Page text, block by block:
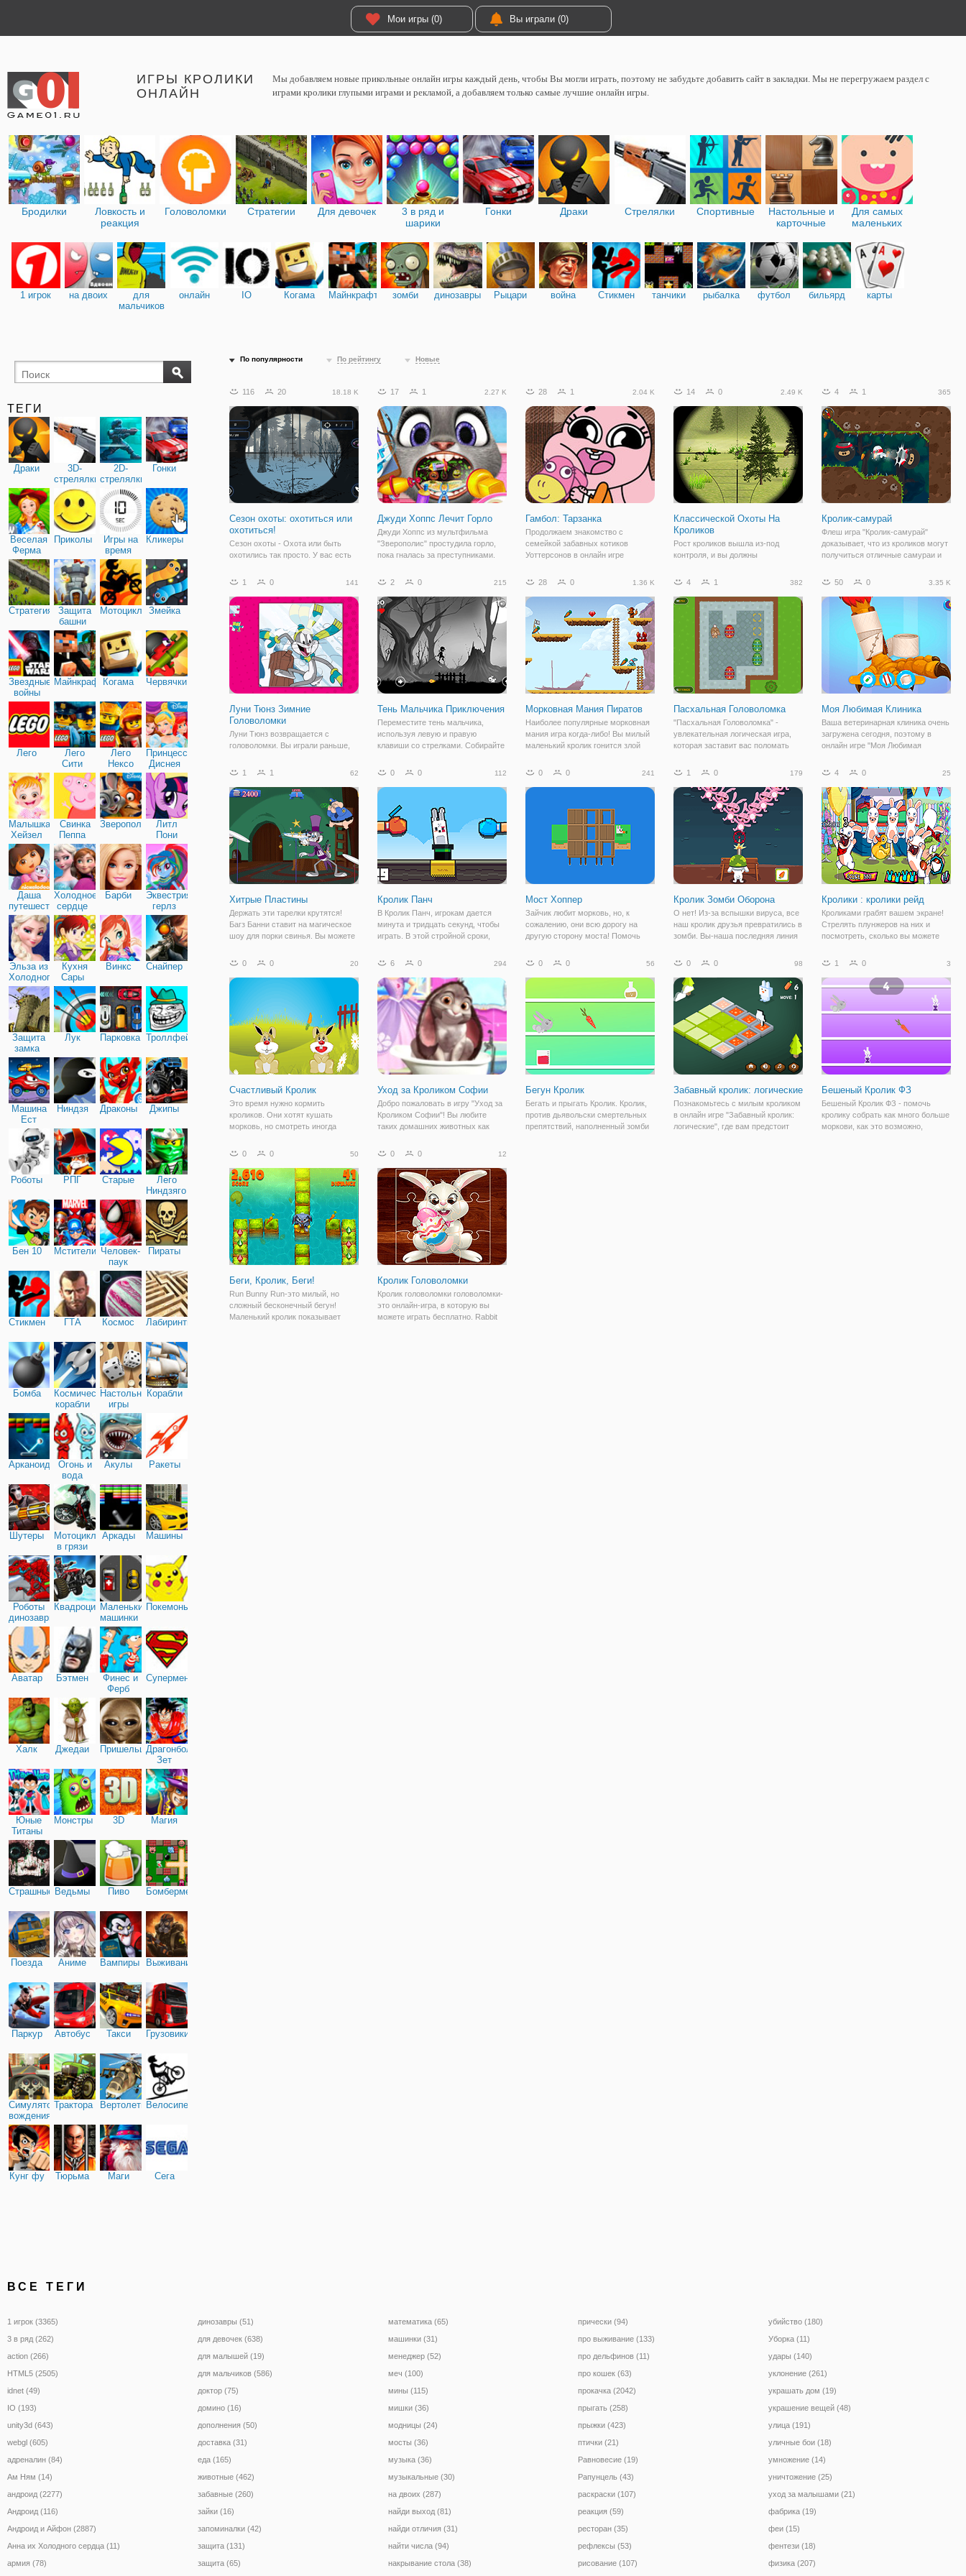
Мои игры (0) Вы играли (0)
ИГРЫ КРОЛИКИ
ОНЛАЙН
Мы добавляем новые прикольные онлайн игры каждый день, чтобы Вы могли играть, поэтому не забудьте добавить сайт в закладки. Мы не перегружаем раздел с
играми кролики глупыми играми и рекламой, а добавляем только самые лучшие онлайн игры.
Бродилки
Ловкость и
реакция
Головоломки Стратегии Для девочек
3 в ряд и
шарики
Гонки Драки Стрелялки Спортивные
Настольные и
карточные
Для самых
маленьких
1 игрок на двоих
для
мальчиков
онлайн IO Когама Майнкрафт зомби динозавры Рыцари война Стикмен танчики рыбалка футбол бильярд карты
ТЕГИ
Драки
3D-
стрелялки
2D-
стрелялки
Гонки
Веселая
Ферма
Приколы
Игры на
время
Кликеры
Стратегия
Защита
башни
МотоциклыЗмейка
Звездные
войны
МайнкрафтКогама Червячки
Лего
Лего
Сити
Лего
Нексо
Найтс
Принцессы
Диснея
Малышка
Хейзел
Свинка
Пеппа
Зверополис
Литл
Пони
Дружба
Даша
путешественница
Холодное
сердце
Барби
Эквестрия
герлз
Эльза из
Холодного
сердца
Кухня
Сары
Винкс Снайпер
Защита
замка
Лук Парковка Троллфейс
Машина
Ест
Машину
Ниндзя Драконы Джипы
Роботы РПГ Старые
Лего
Ниндзяго
Бен 10 Мстители Человек-
паук
Пираты
Стикмен ГТА Космос Лабиринты
Бомба
Космические
корабли
Настольные
игры
Корабли
Арканоид
Огонь и
вода
Акулы Ракеты
Шутеры
Мотоциклы
в грязи
Аркады Машины
Роботы
динозавры
КвадроциклыМаленькие
машинки
Покемоны
Аватар Бэтмен
Финес и
Ферб
Супермен
Халк Джедаи ПришельцыДрагонболл
Зет
Юные
Титаны
Монстры 3D Магия
Страшные Ведьмы Пиво Бомбермен
Поезда Аниме Вампиры Выживание
Паркур Автобус Такси Грузовики
Симулятор
вождения
Трактора ВертолетыВелосипед
Кунг фу Тюрьма Маги Сега
По популярности По рейтингу Новые
116 20 18.18 K
Сезон охоты: охотиться или
охотиться!
Сезон охоты - Охота или быть
охотились так просто. У вас есть
есть, улучшайте свое оружие,
получите больше шансов
охотиться это. Как закончится
время, вы должны
17 1 2.27 K
Джуди Хоппс Лечит Горло
Джуди Хоппс из мультфильма
"Зверополис" простудила горло,
пока гналась за преступниками.
онлайн игре "Джуди Хоппс Лечит
флеш аркада для девочек на
28 1 2.04 K
Гамбол: Тарзанка
Продолжаем знакомство с
семейкой забавных котиков
Уоттерсонов в онлайн игре
поближе узнаете про Анаис. Это
которая, как и ее брат, частенько
оказывается в
14 0 2.49 K
Классической Охоты На
Кроликов
Рост кроликов вышла из-под
контроля, и вы должны
охотясь на них с вашей
винтовку на цель и принять
точность выстрелов для чистой
убивает. Не убивать других
4 1 365
Кролик-самурай
Флеш игра "Кролик-самурай"
доказывает, что из кроликов могут
получиться отличные самураи и
А убедиться в их пригодности и
игре. Ведь здесь вы отправитесь в
1 0 141
Луни Тюнз Зимние
Головоломки
Луни Тюнз возвращается с
головоломки. Вы играли раньше,
удивительную зимнюю тему.
собрать картинку без ошибок.
Насладиться зимними рисунками
и получайте удовольствие,
2 0 215
Тень Мальчика Приключения
Переместите тень мальчика,
используя левую и правую
клавиши со стрелками. Собирайте
сердитые кролики, огненный шар,
далеко вы можете получить в тени
Земли?
28 0 1.36 K
Морковная Мания Пиратов
Наиболее популярные морковная
мания игра когда-либо! Вы милый
маленький кролик гонится злой
морковь, бриллианты, жемчужные
поскольку вы путешествуете свой
4 1 382
Пасхальная Головоломка
"Пасхальная Головоломка" -
увлекательная логическая игра,
которая заставит вас поломать
кролика, которому нужно
по своим местам. Но сказать
намного проще,
50 0 3.35 K
Моя Любимая Клиника
Ваша ветеринарная клиника очень
загружена сегодня, поэтому в
онлайн игре "Моя Любимая
доктору справиться с потоком
аркада с медицинским уклоном, в
которой вам
1 1 62
Хитрые Пластины
Держать эти тарелки крутятся!
Багз Банни ставит на магическое
шоу для порки свинья. Вы можете
пластин трюки? Нажать и держать
ударов о землю и поставить на
0 0 112
Кролик Панч
В Кролик Панч, игрокам дается
минута и тридцать секунд, чтобы
играть. В этой стройной сроки,
выглядывают из фокусника,
последовательных ударов
зарабатывать больше
0 0 241
Мост Хоппер
Зайчик любит морковь, но, к
сожалению, они всю дорогу на
другую сторону моста! Помочь
Но будьте осторожны! Когда
мост, мосты, прилегающих к ним
1 0 179
Кролик Зомби Оборона
О нет! Из-за вспышки вируса, все
наш кролик друзья превратились в
зомби. Вы-наша последняя линия
ценой. Интерактивный учебник,
милые и страшные зомби-
тематику,
4 0 25
Кролики : кролики рейд
Кроликами грабят вашем экране!
Стрелять плунжеров на них и
посмотреть, сколько вы можете
0
0 20
Счастливый Кролик
Это время нужно кормить
кроликов. Они хотят кушать
морковь, но смотреть иногда
и вы не должны съесть их или
закончена. Нажмите или нажмите
на левой и правой
6 0 294
Уход за Кроликом Софии
Добро пожаловать в игру "Уход за
Кроликом Софии"! Вы любите
таких домашних животных как
вам очень понравится! В игре вас
очень любит кроликов и имеет у
0 0 56
Бегун Кролик
Бегать и прыгать Кролик. Кролик,
против дьявольски смертельных
препятствий, наполненный зомби
0 0 98
Забавный кролик: логические
Познакомьтесь с милым кроликом
в онлайн игре "Забавный кролик:
логические", где вам предстоит
1 0 3
Бешеный Кролик ФЗ
Бешеный Кролик ФЗ - помочь
кролику собрать как много больше
моркови, как это возможно,
0 0 50
Беги, Кролик, Беги!
Run Bunny Run-это милый, но
сложный бесконечный бегун!
Маленький кролик показывает
0 0 12
Кролик Головоломки
Кролик головоломки головоломки-
это онлайн-игра, в которую вы
можете играть бесплатно. Rabbit
ВСЕ ТЕГИ
1 игрок (3365)
3 в ряд (262)
action (266)
HTML5 (2505)
idnet (49)
IO (193)
unity3d (643)
webgl (605)
адреналин (84)
Ам Ням (14)
андроид (2277)
Андроид (116)
Андроид и Айфон (2887)
Анна их Холодного сердца (11)
армия (78)
динозавры (51)
для девочек (638)
для малышей (19)
для мальчиков (586)
доктор (75)
домино (16)
дополнения (50)
доставка (31)
еда (165)
животные (462)
забавные (260)
зайки (16)
запоминалки (42)
защита (131)
защита (65)
математика (65)
машинки (31)
менеджер (52)
меч (100)
мины (115)
мишки (36)
модницы (24)
мосты (36)
музыка (36)
музыкальные (30)
на двоих (287)
найди выход (81)
найди отличия (31)
найти числа (94)
накрывание стола (38)
прически (94)
про выживание (133)
про дельфинов (11)
про кошек (63)
прокачка (2042)
прыгать (258)
прыжки (423)
птички (21)
Равновесие (19)
Рапунцель (43)
раскраски (107)
реакция (59)
ресторан (35)
рефлексы (53)
рисование (107)
убийство (180)
Уборка (11)
удары (140)
уклонение (261)
украшать дом (19)
украшение вещей (48)
улица (191)
уличные бои (18)
умножение (14)
уничтожение (25)
уход за малышами (21)
фабрика (19)
феи (15)
фентези (18)
физика (207)